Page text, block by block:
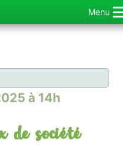
Menu
à 14h
de société